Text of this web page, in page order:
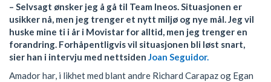
– Selvsagt ønsker jeg å gå til Team Ineos. Situasjonen er
usikker nå, men jeg trenger et nytt miljø og nye mål. Jeg vil
huske mine ti i år i Movistar for alltid, men jeg trenger en
forandring. Forhåpentligvis vil situasjonen bli løst snart,
sier han i intervju med nettsiden Joan Seguidor.
Amador har, i likhet med blant andre Richard Carapaz og Egan